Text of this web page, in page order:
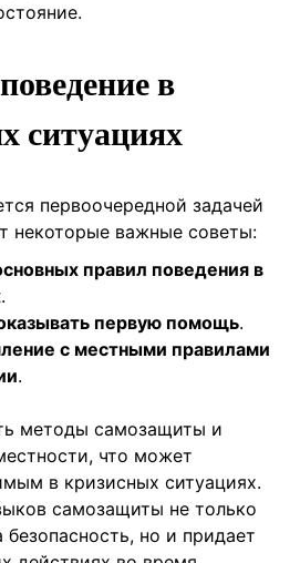
в
ситуациях
первоочередной задачей
некоторые важные советы:
правил поведения в
.
первую помощь.
с местными правилами
.
методы самозащиты и
что может
в кризисных ситуациях.
самозащиты не только
но и придает